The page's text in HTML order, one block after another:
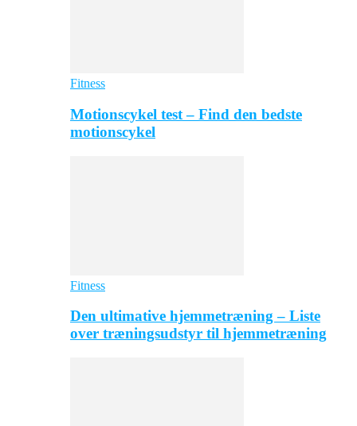
Fitness
Motionscykel test – Find den bedste
motionscykel
Fitness
Den ultimative hjemmetræning – Liste
over træningsudstyr til hjemmetræning